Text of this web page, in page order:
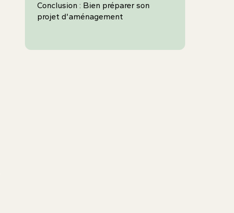
Conclusion : Bien préparer son
projet d'aménagement